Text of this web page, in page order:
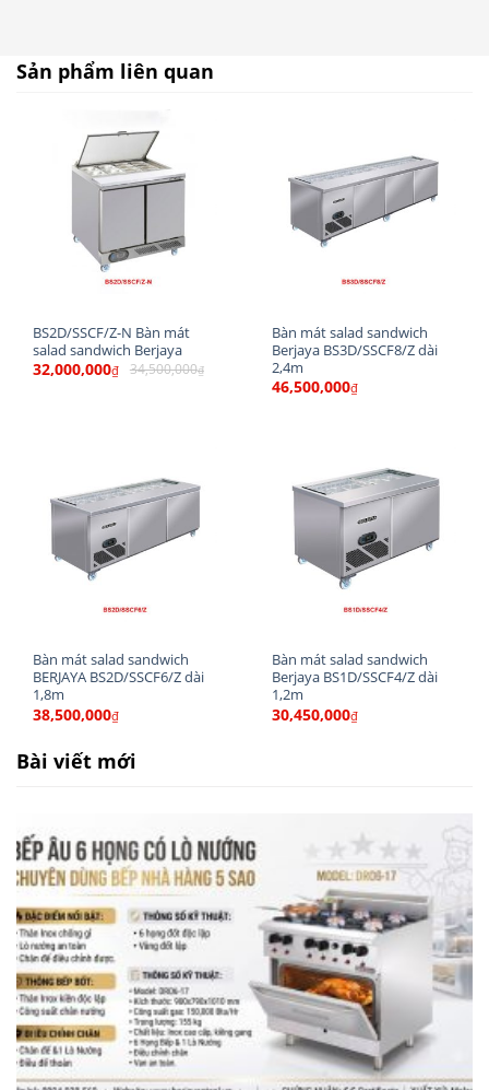
Là thiết bị giữ lạnh chuyên dụng có thiết kế các
khay inox đựng thực phẩm phía trên và ngăn
nhưng đa năng bởi sự tiện dụng cho quá trình
thao tác làm việc mà bàn mát salad mang đến.
Các loại khay Salad chuyên dụng
✔️ Thông số kỹ thuật Bàn mát pizza Berjaya
Dung tích:634 Lít
Dải nhiệt độ:+1℃ ~ +6℃
Kích thước DXRXC: 2400x760x1080(mm)
Loại sản phẩm:Bảo quản Salad Sandwich
Kích thước & số lượng khay:10 x FP 1/3 – 4
Điện áp: 230V/50Hz/1P (220V/60Hz/1P)
Công suất:772(W)
Sản phẩm liên quan
BS2D/SSCF/Z-N Bàn mát
salad sandwich Berjaya
32,000,000₫ 34,500,000₫
Bàn mát salad sandwich
Berjaya BS3D/SSCF8/Z dài
2,4m
46,500,000₫
Bàn mát salad sandwich
BERJAYA BS2D/SSCF6/Z dài
1,8m
38,500,000₫
Bàn mát salad sandwich
Berjaya BS1D/SSCF4/Z dài
1,2m
30,450,000₫
Bài viết mới